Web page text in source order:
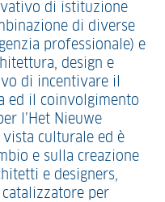
di istituzione
di diverse
professionale) e
design e
di incentivare il
ed il coinvolgimento
l’Het Nieuwe
culturale ed è
e sulla creazione
e designers,
per